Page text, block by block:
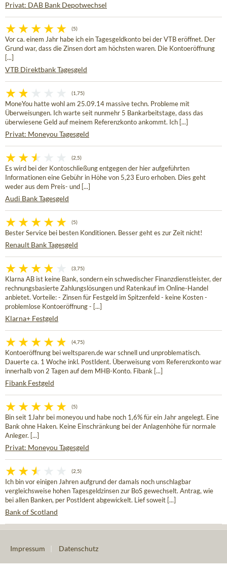
Privat: DAB Bank Depotwechsel
(5)
Vor ca. einem Jahr habe ich ein Tagesgeldkonto bei der VTB eröffnet. Der
Grund war, dass die Zinsen dort am höchsten waren. Die Kontoeröffnung
[...]
VTB Direktbank Tagesgeld
(1,75)
MoneYou hatte wohl am 25.09.14 massive techn. Probleme mit
Überweisungen. Ich warte seit nunmehr 5 Bankarbeitstage, dass das
überwiesene Geld auf meinem Referenzkonto ankommt. Ich [...]
Privat: Moneyou Tagesgeld
(2,5)
Es wird bei der Kontoschließung entgegen der hier aufgeführten
Informationen eine Gebühr in Höhe von 5,23 Euro erhoben. Dies geht
weder aus dem Preis- und [...]
Audi Bank Tagesgeld
(5)
Bester Service bei besten Konditionen. Besser geht es zur Zeit nicht!
Renault Bank Tagesgeld
(3,75)
Klarna AB ist keine Bank, sondern ein schwedischer Finanzdienstleister, der
rechnungsbasierte Zahlungslösungen und Ratenkauf im Online-Handel
anbietet. Vorteile: - Zinsen für Festgeld im Spitzenfeld - keine Kosten -
problemlose Kontoeröffnung - [...]
Klarna+ Festgeld
(4,75)
Kontoeröffnung bei weltsparen.de war schnell und unproblematisch.
Dauerte ca. 1 Woche inkl. PostIdent. Überweisung vom Referenzkonto war
innerhalb von 2 Tagen auf dem MHB-Konto. Fibank [...]
Fibank Festgeld
(5)
Bin seit 1Jahr bei moneyou und habe noch 1,6% für ein Jahr angelegt. Eine
Bank ohne Haken. Keine Einschränkung bei der Anlagenhöhe für normale
Anleger. [...]
Privat: Moneyou Tagesgeld
(2,5)
Ich bin vor einigen Jahren aufgrund der damals noch unschlagbar
vergleichsweise hohen Tagesgeldzinsen zur BoS gewechselt. Antrag, wie
bei allen Banken, per PostIdent abgewickelt. Lief soweit [...]
Bank of Scotland
Impressum Datenschutz